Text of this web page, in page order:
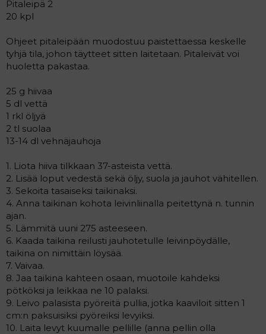
Pitaleipä 2
20 kpl
Ohjeet pitaleipään muodostuu paistettaessa keskelle
tyhjä tila, johon täytteet sitten laitetaan. Pitaleivät voi
huoletta pakastaa.
25 g hiivaa
5 dl vettä
1 rkl öljyä
2 tl suolaa
13-14 dl vehnäjauhoja
1. Liota hiiva tilkkaan 37-asteista vettä.
2. Lisää loput vedestä sekä öljy, suola ja jauhot vähitellen.
3. Sekoita tasaiseksi taikinaksi.
4. Anna taikinan kohota leivinliinalla peitettynä n. tunnin
ajan.
5. Lämmitä uuni 275 asteeseen.
6. Kaada taikina reilusti jauhotetulle leivinpöydälle,
taikina on nimittäin löysää.
7. Vaivaa.
8. Jaa taikina kahteen osaan, muotoile kahdeksi
pötköksi ja leikkaa ne 10 palaksi.
9. Leivo palasista pyöreitä pullia, jotka kaaviloit sitten 1
cm:n paksuisiksi pyöreiksi levyiksi.
10. Laita levyt kuumalle pellille (anna pellin olla